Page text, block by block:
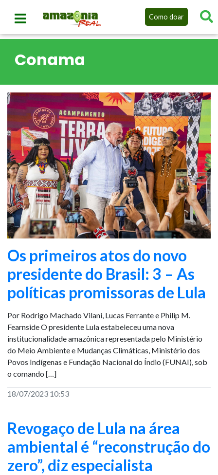
Como doar
Conama
Os primeiros atos do novo
presidente do Brasil: 3 – As
políticas promissoras de Lula
Por Rodrigo Machado Vilani, Lucas Ferrante e Philip M.
Fearnside O presidente Lula estabeleceu uma nova
institucionalidade amazônica representada pelo Ministério
do Meio Ambiente e Mudanças Climáticas, Ministério dos
Povos Indígenas e Fundação Nacional do Índio (FUNAI), sob
o comando […]
18/07/2023 10:53
Revogaço de Lula na área
ambiental é “reconstrução do
zero”, diz especialista